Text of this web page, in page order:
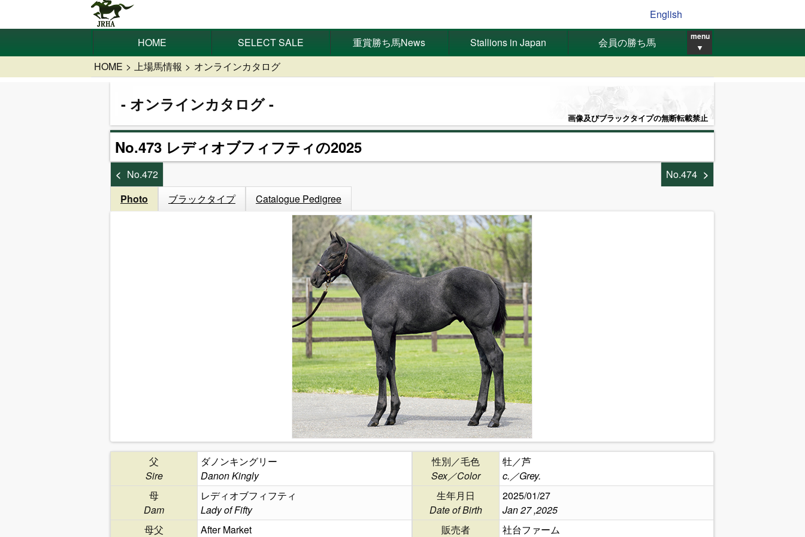
English
HOME SELECT SALE 重賞勝ち馬News Stallions in Japan 会員の勝ち馬 menu
▼
HOME 上場馬情報 オンラインカタログ
オンラインカタログ
画像及びブラックタイプの無断転載禁止
No.473 レディオブフィフティの2025
No.472
No.474
Photo
ブラックタイプ Catalogue Pedigree
父
Sire
ダノンキングリー
Danon Kingly
母
Dam
レディオブフィフティ
Lady of Fifty
母父
After Market
性別／毛色
Sex／Color
牡／芦
c.／Grey.
生年月日
Date of Birth
2025/01/27
Jan 27 ,2025
販売者
社台ファーム